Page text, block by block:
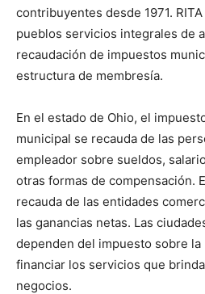
contribuyentes desde 1971.
pueblos servicios integrales de
recaudación de impuestos
estructura de membresía.
En el estado de Ohio, el
municipal se recauda de las
empleador sobre sueldos,
otras formas de compensación.
recauda de las entidades
las ganancias netas. Las
dependen del impuesto sobre
financiar los servicios que
negocios.